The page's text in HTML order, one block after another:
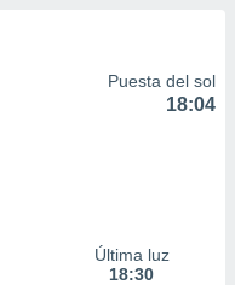
Puesta del sol
18:04
Última luz
18:30